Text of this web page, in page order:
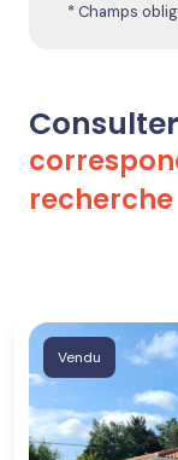
* Champs
recherche
Vendu